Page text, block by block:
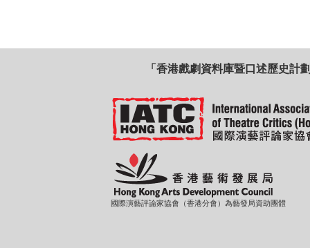
「香港戲劇資料庫暨口述歷史計
國際演藝評論家協會（香港分會）為藝發局資助團體